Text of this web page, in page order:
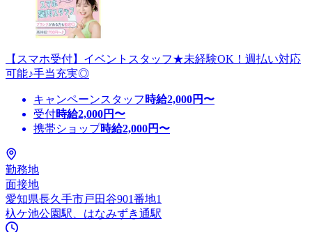
【スマホ受付】イベントスタッフ★未経験OK！週払い対応
可能♪手当充実◎
キャンペーンスタッフ 時給2,000円〜
受付時給2,000円〜
携帯ショップ時給2,000円〜
勤務地
面接地
愛知県長久手市戸田谷901番地1
杁ケ池公園駅、はなみずき通駅